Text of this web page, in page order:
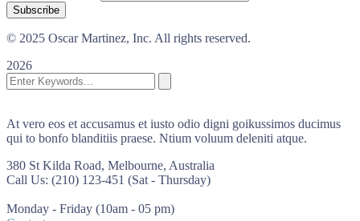
© 2025 Oscar Martinez, Inc. All rights reserved.
2026
At vero eos et accusamus et iusto odio digni goikussimos ducimus
qui to bonfo blanditiis praese. Ntium voluum deleniti atque.
380 St Kilda Road, Melbourne, Australia
Call Us: (210) 123-451 (Sat - Thursday)
Monday - Friday (10am - 05 pm)